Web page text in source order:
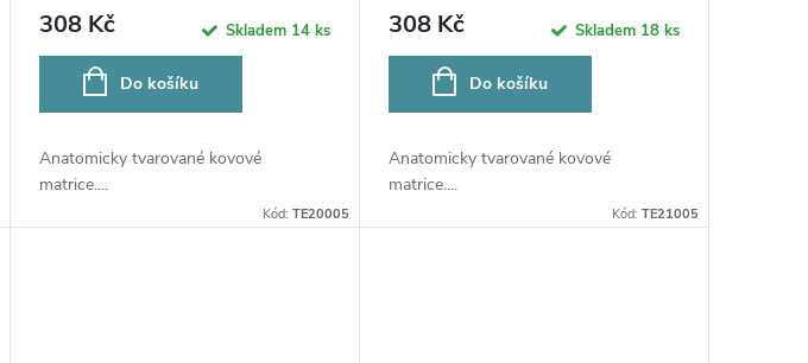
308 Kč Skladem 14 ks
Do košíku
Anatomicky tvarované kovové
matrice....
Kód: TE20005
308 Kč Skladem 18 ks
Do košíku
Anatomicky tvarované kovové
matrice....
Kód: TE21005